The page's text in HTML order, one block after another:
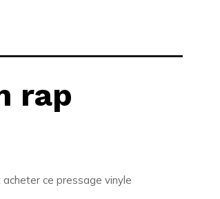
rap
ce pressage vinyle